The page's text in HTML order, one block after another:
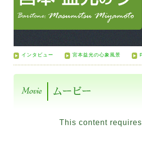
インタビュー 宮本益光の心象風景
This content